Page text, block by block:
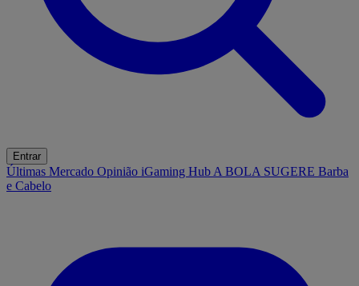
Entrar
Últimas Mercado Opinião iGaming Hub A BOLA SUGERE Barba
e Cabelo